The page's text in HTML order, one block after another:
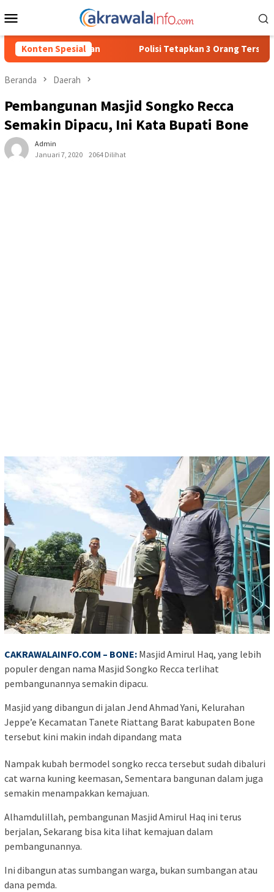
ke
Mobile
Konten Spesial
Polisi Tetapkan 3 Orang Tersangka Baru Kasus
Beranda Daerah
Pembangunan Masjid Songko Recca
Semakin Dipacu, Ini Kata Bupati Bone
Admin
Januari 7, 2020
2064 Dilihat
CAKRAWALAINFO.COM – BONE: Masjid Amirul Haq, yang lebih
populer dengan nama Masjid Songko Recca terlihat
pembangunannya semakin dipacu.
Masjid yang dibangun di jalan Jend Ahmad Yani, Kelurahan
Jeppe’e Kecamatan Tanete Riattang Barat kabupaten Bone
tersebut kini makin indah dipandang mata
Nampak kubah bermodel songko recca tersebut sudah dibaluri
cat warna kuning keemasan, Sementara bangunan dalam juga
semakin menampakkan kemajuan.
Alhamdulillah, pembangunan Masjid Amirul Haq ini terus
berjalan, Sekarang bisa kita lihat kemajuan dalam
pembangunannya.
Ini dibangun atas sumbangan warga, bukan sumbangan atau
dana pemda.